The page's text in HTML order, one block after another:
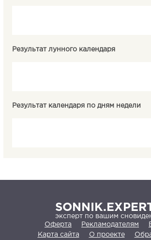
Результат лунного календаря
Результат календаря по дням недели
эксперт по вашим
Оферта
Рекламодателям
Карта сайта
О проекте